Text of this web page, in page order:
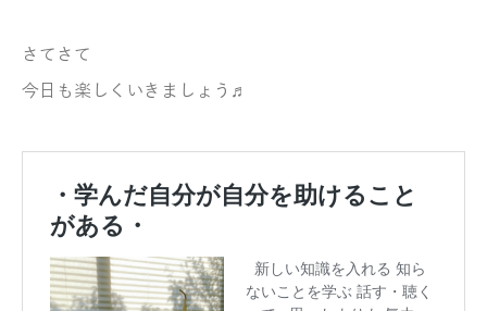
さてさて
今日も楽しくいきましょう♬